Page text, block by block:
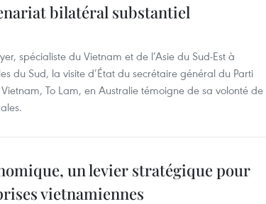
bilatéral substantiel
spécialiste du Vietnam et de l’Asie du Sud-Est à
du Sud, la visite d’État du secrétaire général du Parti
To Lam, en Australie témoigne de sa volonté de
un levier stratégique pour
vietnamiennes